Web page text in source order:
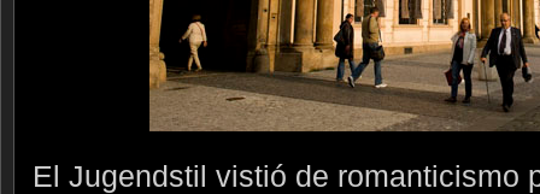
El Jugendstil vistió de romanticismo